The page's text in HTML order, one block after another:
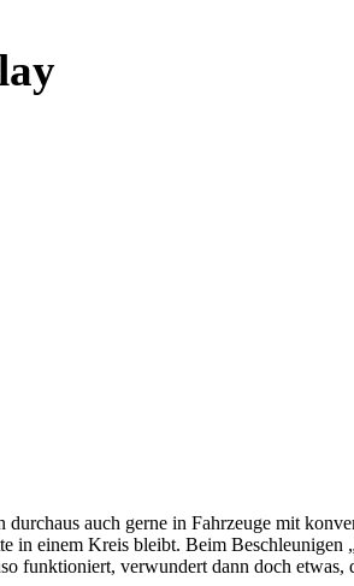
auch gerne in Fahrzeuge mit
in einem Kreis bleibt. Beim
funktioniert, verwundert dann doch